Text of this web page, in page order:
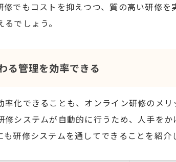
修でもコストを抑えつつ、質の高い研修
でしょう。
る管理を効率できる
率化できることも、オンライン研修のメ
修システムが自動的に行うため、人手を
も研修システムを通してできることを紹介